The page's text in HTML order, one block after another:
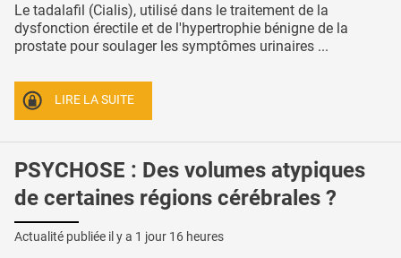
Le tadalafil (Cialis), utilisé dans le traitement de la
dysfonction érectile et de l'hypertrophie bénigne de la
prostate pour soulager les symptômes urinaires ...
LIRE LA SUITE
PSYCHOSE : Des volumes atypiques
de certaines régions cérébrales ?
Actualité publiée il y a 1 jour 16 heures